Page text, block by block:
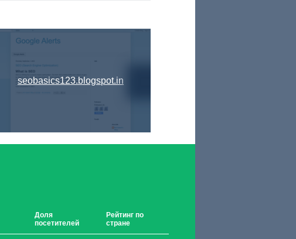
seobasics123.blogspot.in
Доля
посетителей
Рейтинг по
стране